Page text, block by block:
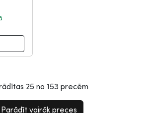
25 no 153 precēm
Parādīt vairāk preces